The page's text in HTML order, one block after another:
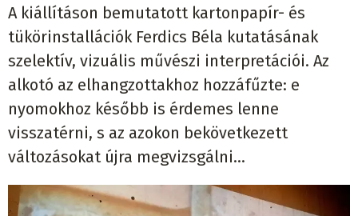
A kiállításon bemutatott kartonpapír- és
tükörinstallációk Ferdics Béla kutatásának
szelektív, vizuális művészi interpretációi. Az
alkotó az elhangzottakhoz hozzáfűzte: e
nyomokhoz később is érdemes lenne
visszatérni, s az azokon bekövetkezett
változásokat újra megvizsgálni...